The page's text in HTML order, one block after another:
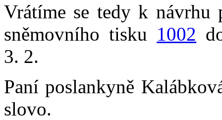
Vrátíme se tedy k návrhu
sněmovního tisku 1002
3. 2.
Paní poslankyně
slovo.